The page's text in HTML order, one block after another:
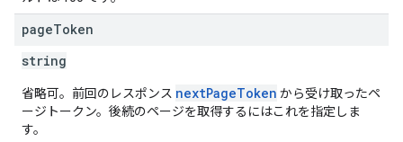
pageToken
string
省略可。前回のレスポンス nextPageToken から受け取ったペ
ージトークン。後続のページを取得するにはこれを指定しま
す。